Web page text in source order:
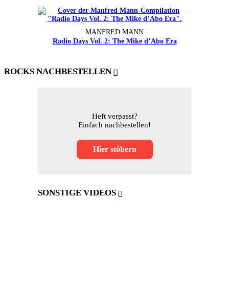
MANFRED MANN
Radio Days Vol. 2: The Mike d’Abo Era
ROCKS NACHBESTELLEN
Heft verpasst?
Einfach nachbestellen!
Hier stöbern
SONSTIGE VIDEOS